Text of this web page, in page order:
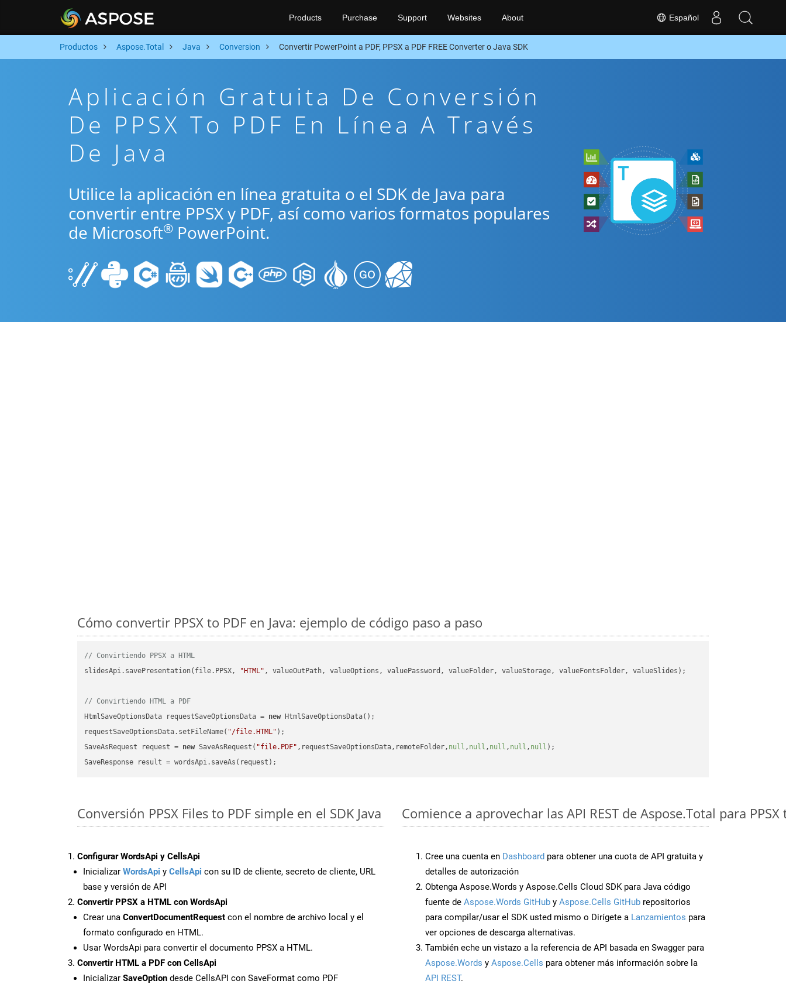
Español
Products Purchase Support Websites About
Productos Aspose.Total Java Conversion Convertir PowerPoint a PDF, PPSX a PDF FREE Converter o Java SDK
Aplicación Gratuita De Conversión
De PPSX To PDF En Línea A Través
De Java
Utilice la aplicación en línea gratuita o el SDK de Java para
convertir entre PPSX y PDF, así como varios formatos populares
de Microsoft® PowerPoint.
Cómo convertir PPSX to PDF en Java: ejemplo de código paso a paso
// Convirtiendo PPSX a HTML
slidesApi.savePresentation(file.PPSX,
"HTML" , valueOutPath, valueOptions, valuePassword, valueFolder, valueStorage, valueFontsFolder, valueSlides);
// Convirtiendo HTML a PDF
HtmlSaveOptionsData requestSaveOptionsData = new HtmlSaveOptionsData();
requestSaveOptionsData.setFileName( "/file.HTML" );
SaveAsRequest request = new SaveAsRequest( "file.PDF" ,requestSaveOptionsData,remoteFolder, null , null , null , null , null );
Conversión PPSX Files to PDF simple en el SDK Java
Configurar WordsApi y CellsApi
Inicializar WordsApi y CellsApi con su ID de cliente, secreto de cliente, URL
base y versión de API
Convertir PPSX a HTML con WordsApi
Crear una ConvertDocumentRequest con el nombre de archivo local y el
formato configurado en HTML.
Usar WordsApi para convertir el documento PPSX a HTML.
Convertir HTML a PDF con CellsApi
Inicializar SaveOption desde CellsAPI con SaveFormat como PDF
Comience a aprovechar las API REST de Aspose.Total para PPSX
Cree una cuenta en Dashboard para obtener una cuota de API gratuita y
detalles de autorización
Obtenga Aspose.Words y Aspose.Cells Cloud SDK para Java código
fuente de Aspose.Words GitHub y Aspose.Cells GitHub repositorios
para compilar/usar el SDK usted mismo o Dirígete a Lanzamientos para
ver opciones de descarga alternativas.
También eche un vistazo a la referencia de API basada en Swagger para
Aspose.Words y Aspose.Cells para obtener más información sobre la
API REST.